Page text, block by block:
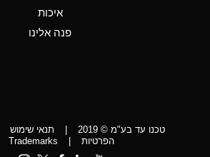
Aniline
D
איכות
פנה אלינו
טכנו עד בע"מ © 2019 | תנאי שימוש
הפרטיות
|
Trademarks